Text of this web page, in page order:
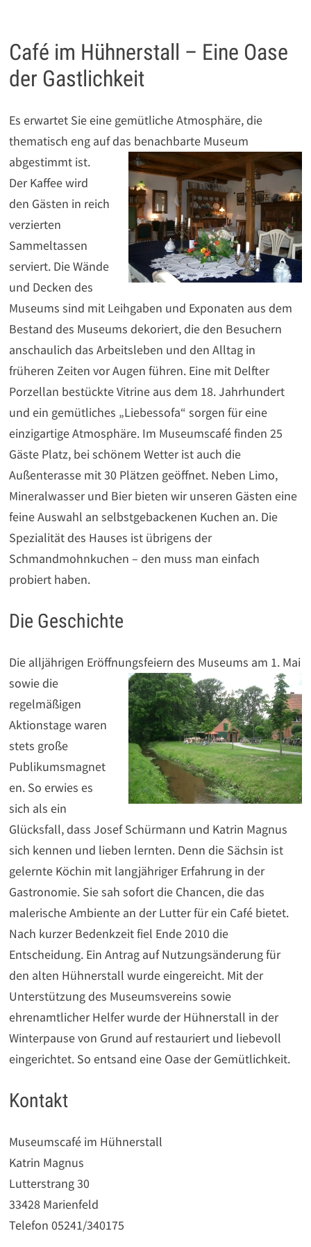
Café im Hühnerstall – Eine Oase
der Gastlichkeit
Es erwartet Sie eine gemütliche Atmosphäre, die
thematisch eng auf das benachbarte Museum
abgestimmt ist.
Der Kaffee wird
den Gästen in reich
verzierten
Sammeltassen
serviert. Die Wände
und Decken des
Museums sind mit Leihgaben und Exponaten aus dem
Bestand des Museums dekoriert, die den Besuchern
anschaulich das Arbeitsleben und den Alltag in
früheren Zeiten vor Augen führen. Eine mit Delfter
Porzellan bestückte Vitrine aus dem 18. Jahrhundert
und ein gemütliches „Liebessofa“ sorgen für eine
einzigartige Atmosphäre. Im Museumscafé finden 25
Gäste Platz, bei schönem Wetter ist auch die
Außenterasse mit 30 Plätzen geöffnet. Neben Limo,
Mineralwasser und Bier bieten wir unseren Gästen eine
feine Auswahl an selbstgebackenen Kuchen an. Die
Spezialität des Hauses ist übrigens der
Schmandmohnkuchen – den muss man einfach
probiert haben.
Die Geschichte
Die alljährigen Eröffnungsfeiern des Museums am 1. Mai
sowie die
regelmäßigen
Aktionstage waren
stets große
Publikumsmagnet
en. So erwies es
sich als ein
Glücksfall, dass Josef Schürmann und Katrin Magnus
sich kennen und lieben lernten. Denn die Sächsin ist
gelernte Köchin mit langjähriger Erfahrung in der
Gastronomie. Sie sah sofort die Chancen, die das
malerische Ambiente an der Lutter für ein Café bietet.
Nach kurzer Bedenkzeit fiel Ende 2010 die
Entscheidung. Ein Antrag auf Nutzungsänderung für
den alten Hühnerstall wurde eingereicht. Mit der
Unterstützung des Museumsvereins sowie
ehrenamtlicher Helfer wurde der Hühnerstall in der
Winterpause von Grund auf restauriert und liebevoll
eingerichtet. So entsand eine Oase der Gemütlichkeit.
Kontakt
Museumscafé im Hühnerstall
Katrin Magnus
Lutterstrang 30
33428 Marienfeld
Telefon 05241/340175